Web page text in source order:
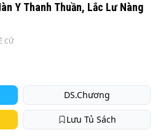
Y Thanh Thuần, Lắc Lư Nàng
CỬ
DS.Chương
Lưu Tủ Sách